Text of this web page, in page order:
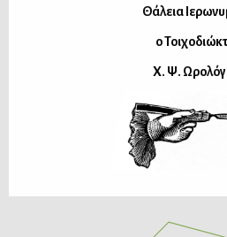
Θάλεια
ο
Χ. Ψ.